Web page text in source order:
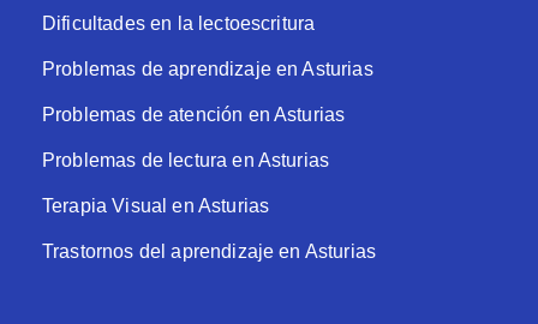
Dificultades en la lectoescritura
Problemas de aprendizaje en Asturias
Problemas de atención en Asturias
Problemas de lectura en Asturias
Terapia Visual en Asturias
Trastornos del aprendizaje en Asturias